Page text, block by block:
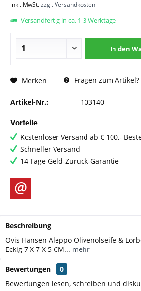
inkl. MwSt.zzgl. Versandkosten
Versandfertig in ca. 1-3 Werktage
In den
Merken Fragen zum Artikel?
Artikel-Nr.: 103140
Vorteile
Kostenloser Versand ab € 100,-
Schneller Versand
14 Tage Geld-Zurück-Garantie
Beschreibung
Ovis Hansen Aleppo Olivenölseife &
Eckig 7 X 7 X 5 CM... mehr
Bewertungen
0
Bewertungen lesen, schreiben und